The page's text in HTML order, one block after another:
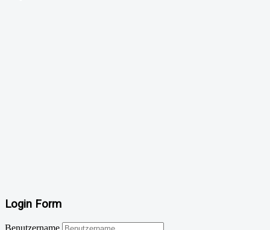
Login Form
Benutzername